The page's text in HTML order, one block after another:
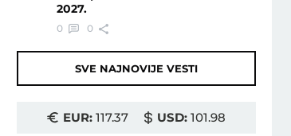
2027.
0 0
SVE NAJNOVIJE VESTI
EUR:117.37 USD: 101.98